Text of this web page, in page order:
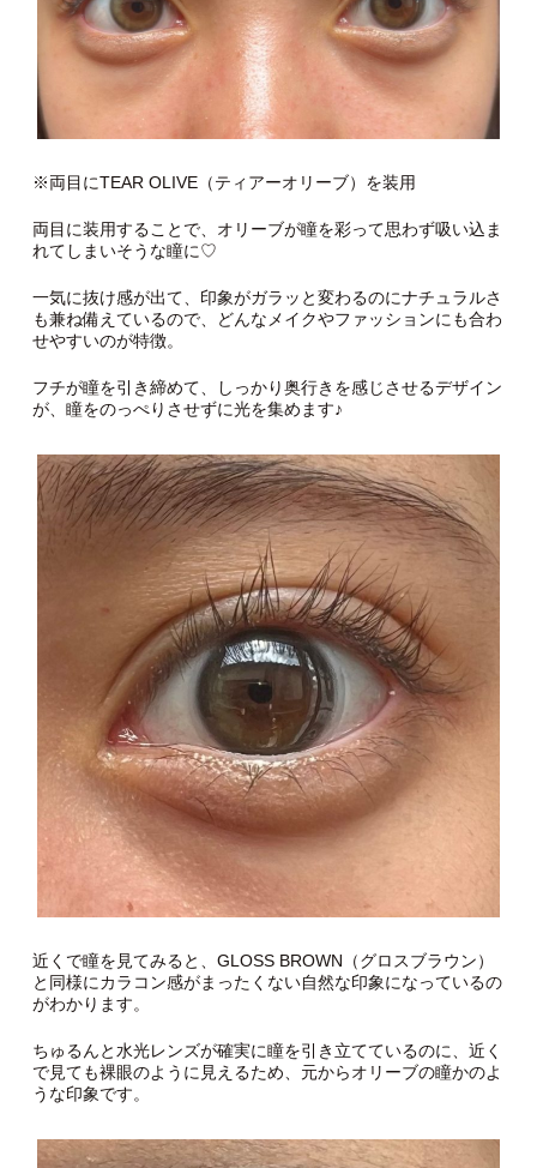
※両目にTEAR OLIVE（ティアーオリーブ）を装用
両目に装用することで、オリーブが瞳を彩って思わず吸い込ま
れてしまいそうな瞳に♡
一気に抜け感が出て、印象がガラッと変わるのにナチュラルさ
も兼ね備えているので、どんなメイクやファッションにも合わ
せやすいのが特徴。
フチが瞳を引き締めて、しっかり奥行きを感じさせるデザイン
が、瞳をのっぺりさせずに光を集めます♪
近くで瞳を見てみると、GLOSS BROWN（グロスブラウン）
と同様にカラコン感がまったくない自然な印象になっているの
がわかります。
ちゅるんと水光レンズが確実に瞳を引き立てているのに、近く
で見ても裸眼のように見えるため、元からオリーブの瞳かのよ
うな印象です。